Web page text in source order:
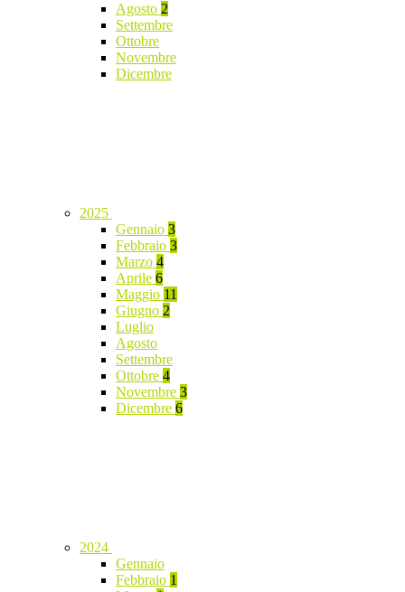
Agosto 2
Settembre
Ottobre
Novembre
Dicembre
2025
Gennaio 3
Febbraio 3
Marzo 4
Aprile 6
Maggio 11
Giugno 2
Luglio
Agosto
Settembre
Ottobre 4
Novembre 3
Dicembre 6
2024
Gennaio
Febbraio 1